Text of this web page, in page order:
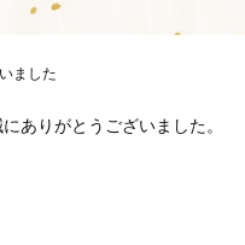
ました
ありがとうございました。